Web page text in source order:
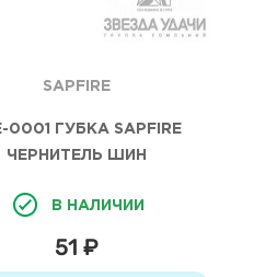
SAPFIRE
0001 ГУБКА SAPFIRE
ЧЕРНИТЕЛЬ ШИН
В НАЛИЧИИ
51 ₽